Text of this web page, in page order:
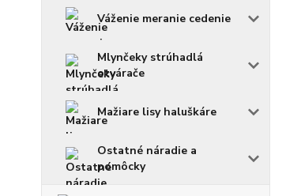
Váženie meranie cedenie
Mlynčeky strúhadlá
otvárače
Mažiare lisy haluškáre
Ostatné náradie a
pomôcky